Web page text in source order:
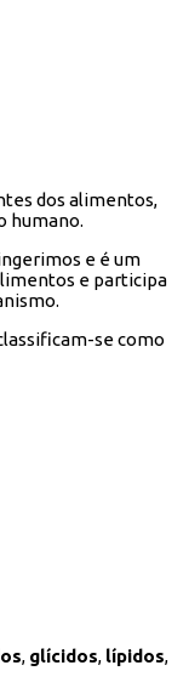
dos alimentos,
humano.
e é um
e participa
se como
, glícidos, lípidos,